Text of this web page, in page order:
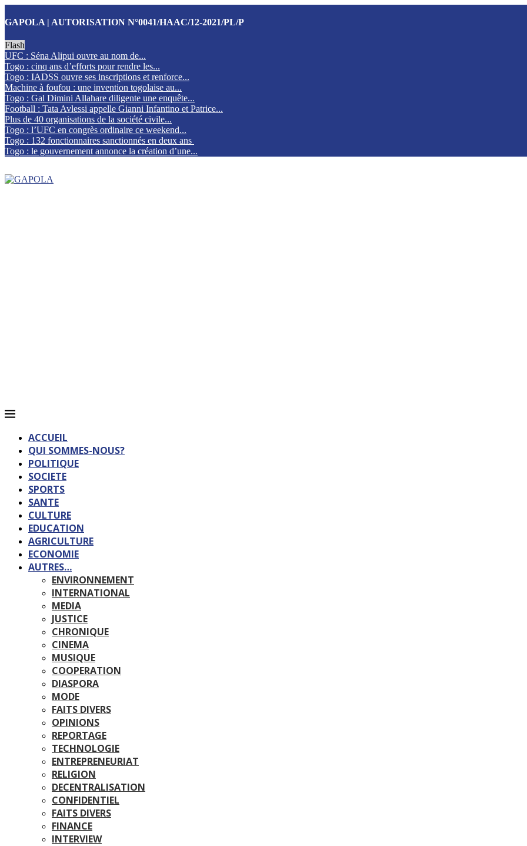
GAPOLA | AUTORISATION N°0041/HAAC/12-2021/PL/P
Flash
UFC : Séna Alipui ouvre au nom de...
Togo : cinq ans d’efforts pour rendre les...
Togo : IADSS ouvre ses inscriptions et renforce...
Machine à foufou : une invention togolaise au...
Togo : Gal Dimini Allahare diligente une enquête...
Football : Tata Avlessi appelle Gianni Infantino et Patrice...
Plus de 40 organisations de la société civile...
Togo : l’UFC en congrès ordinaire ce weekend...
Togo : 132 fonctionnaires sanctionnés en deux ans
Togo : le gouvernement annonce la création d’une...
ACCUEIL
QUI SOMMES-NOUS?
POLITIQUE
SOCIETE
SPORTS
SANTE
CULTURE
EDUCATION
AGRICULTURE
ECONOMIE
AUTRES…
ENVIRONNEMENT
INTERNATIONAL
MEDIA
JUSTICE
CHRONIQUE
CINEMA
MUSIQUE
COOPERATION
DIASPORA
MODE
FAITS DIVERS
OPINIONS
REPORTAGE
TECHNOLOGIE
ENTREPRENEURIAT
RELIGION
DECENTRALISATION
CONFIDENTIEL
FAITS DIVERS
FINANCE
INTERVIEW